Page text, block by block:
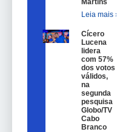
Leia mais »
Cícero
Lucena
lidera
com 57%
dos votos
válidos,
na
segunda
pesquisa
Globo/TV
Cabo
Branco